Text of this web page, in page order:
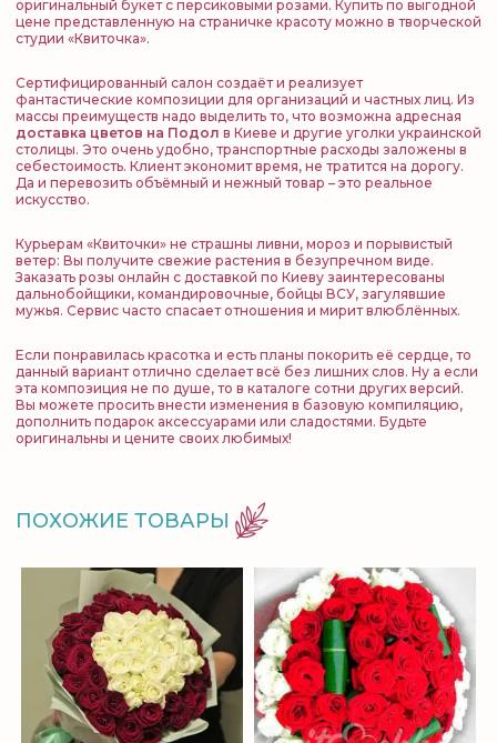
оригинальный букет с персиковыми розами. Купить по выгодной
цене представленную на страничке красоту можно в творческой
студии «Квиточка».
Сертифицированный салон создаёт и реализует
фантастические композиции для организаций и частных лиц. Из
массы преимуществ надо выделить то, что возможна адресная
доставка цветов на Подол в Киеве и другие уголки украинской
столицы. Это очень удобно, транспортные расходы заложены в
себестоимость. Клиент экономит время, не тратится на дорогу.
Да и перевозить объёмный и нежный товар – это реальное
искусство.
Курьерам «Квиточки» не страшны ливни, мороз и порывистый
ветер: Вы получите свежие растения в безупречном виде.
Заказать розы онлайн с доставкой по Киеву заинтересованы
дальнобойщики, командировочные, бойцы ВСУ, загулявшие
мужья. Сервис часто спасает отношения и мирит влюблённых.
Если понравилась красотка и есть планы покорить её сердце, то
данный вариант отлично сделает всё без лишних слов. Ну а если
эта композиция не по душе, то в каталоге сотни других версий.
Вы можете просить внести изменения в базовую компиляцию,
дополнить подарок аксессуарами или сладостями. Будьте
оригинальны и цените своих любимых!
ПОХОЖИЕ ТОВАРЫ